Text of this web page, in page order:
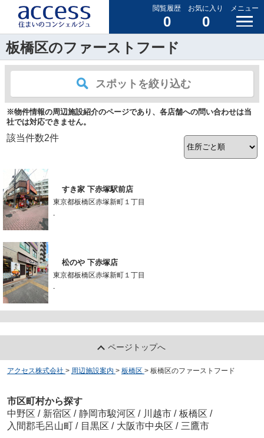
閲覧履歴
0
お気に入り
0
メニュー
板橋区のファーストフード
スポットを絞り込む
※物件情報の周辺施設紹介のページであり、各店舗への問い合わせは当
社では対応できません。
該当件数2件
すき家 下赤塚駅前店
東京都板橋区赤塚新町１丁目
-
松のや 下赤塚店
東京都板橋区赤塚新町１丁目
-
ページトップへ
アクセス株式会社 > 周辺施設案内 > 板橋区 > 板橋区のファーストフード
市区町村から探す
中野区 / 新宿区 / 静岡市駿河区 / 川越市 / 板橋区 /
入間郡毛呂山町 / 目黒区 / 大阪市中央区 / 三鷹市